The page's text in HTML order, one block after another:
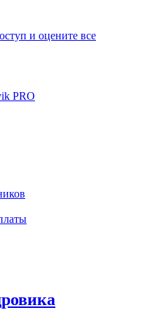
и оцените все
PRO